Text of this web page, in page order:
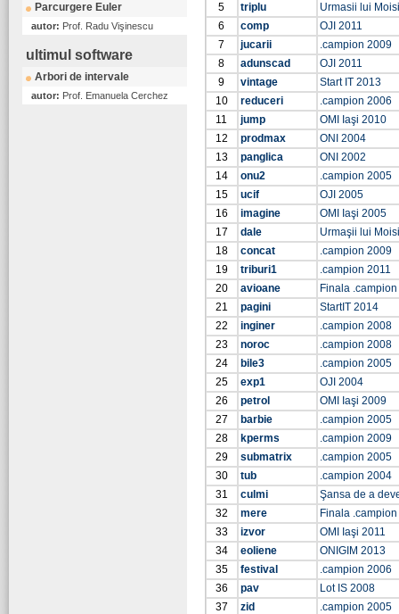
Parcurgere Euler
autor: Prof. Radu Vişinescu
ultimul software
Arbori de intervale
autor: Prof. Emanuela Cerchez
5
triplu
Urmasii lui
6
comp
OJI 2011
7
jucarii
.campion 2009
8
adunscad
OJI 2011
9
vintage
Start IT 2013
10
reduceri
.campion 2006
11
jump
OMI Iaşi 2010
12
prodmax
ONI 2004
13
panglica
ONI 2002
14
onu2
.campion 2005
15
ucif
OJI 2005
16
imagine
OMI Iaşi 2005
17
dale
Urmaşii lui
18
concat
.campion 2009
19
triburi1
.campion 2011
20
avioane
Finala
21
pagini
StartIT 2014
22
inginer
.campion 2008
23
noroc
.campion 2008
24
bile3
.campion 2005
25
exp1
OJI 2004
26
petrol
OMI Iaşi 2009
27
barbie
.campion 2005
28
kperms
.campion 2009
29
submatrix
.campion 2005
30
tub
.campion 2004
31
culmi
Şansa de a
32
mere
Finala
33
izvor
OMI Iaşi 2011
34
eoliene
ONIGIM 2013
35
festival
.campion 2006
36
pav
Lot IS 2008
37
zid
.campion 2005